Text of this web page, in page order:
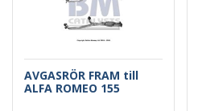
AVGASRÖR FRAM till
ALFA ROMEO 155